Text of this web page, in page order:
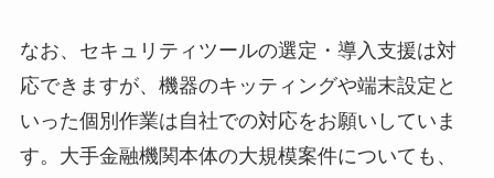
なお、セキュリティツールの選定・導入支援は対
応できますが、機器のキッティングや端末設定と
いった個別作業は自社での対応をお願いしていま
す。大手金融機関本体の大規模案件についても、